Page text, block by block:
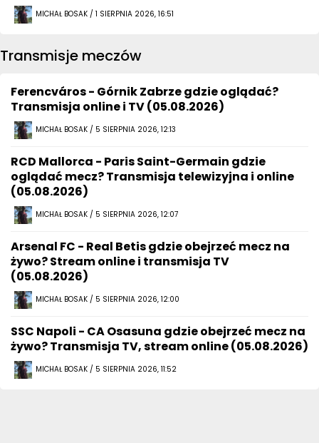
MICHAŁ BOSAK / 1 SIERPNIA 2026, 16:51
Transmisje meczów
Ferencváros - Górnik Zabrze gdzie oglądać?
Transmisja online i TV (05.08.2026)
MICHAŁ BOSAK / 5 SIERPNIA 2026, 12:13
RCD Mallorca - Paris Saint-Germain gdzie
oglądać mecz? Transmisja telewizyjna i online
(05.08.2026)
MICHAŁ BOSAK / 5 SIERPNIA 2026, 12:07
Arsenal FC - Real Betis gdzie obejrzeć mecz na
żywo? Stream online i transmisja TV
(05.08.2026)
MICHAŁ BOSAK / 5 SIERPNIA 2026, 12:00
SSC Napoli - CA Osasuna gdzie obejrzeć mecz na
żywo? Transmisja TV, stream online (05.08.2026)
MICHAŁ BOSAK / 5 SIERPNIA 2026, 11:52